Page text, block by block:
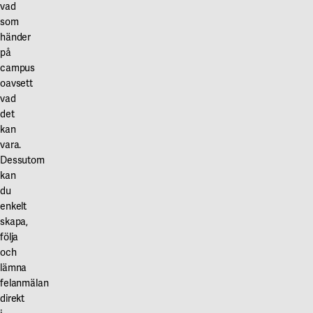
Karlstad
Karlstads universitet
Gävle
Högskolan i Skövde
Högskolan i Borås
Innovation och forskningssamverkan
vad
som
händer
på
campus
oavsett
vad
det
kan
vara.
Dessutom
kan
du
enkelt
skapa,
följa
och
lämna
felanmälan
direkt